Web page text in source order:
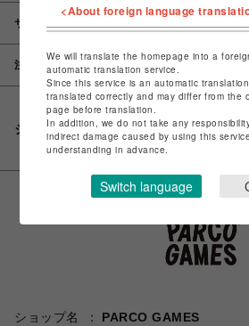
サイズ
注意事項
シェアする
ショップ名
PARCO GAMES
<About foreign language
We will translate the homepage into a
automatic translation service.
Since this service is an automatic
translated correctly and may differ from the
page before translation.
In addition, we do not take any
indirect damage caused by using this
understanding in advance.
Switch language